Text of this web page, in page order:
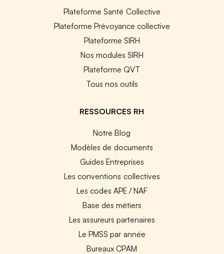
Plateforme Santé Collective
Plateforme Prévoyance collective
Plateforme SIRH
Nos modules SIRH
Plateforme QVT
Tous nos outils
RESSOURCES RH
Notre Blog
Modèles de documents
Guides Entreprises
Les conventions collectives
Les codes APE / NAF
Base des métiers
Les assureurs partenaires
Le PMSS par année
Bureaux CPAM